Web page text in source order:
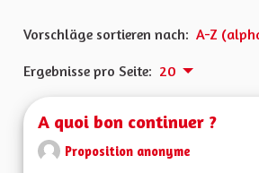
Vorschläge sortieren nach: A-Z
Ergebnisse pro Seite: 20
A quoi bon continuer ?
Proposition anonyme